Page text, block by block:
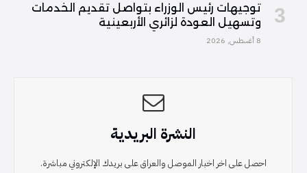
توجيهات رئيس الوزراء بتواصل تقديم الخدمات
وتسهيل العودة لزائري الأربعينية
8 أغسطس, 2026
النشرة البريدية
احصل على اخر اخبار الموصل والعراق على بريدك الإلكتروني مباشرة.